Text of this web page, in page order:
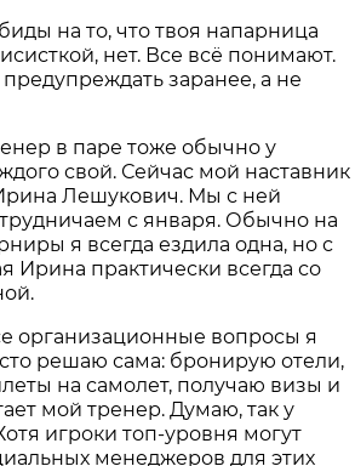
на то, что твоя напарница
нет. Все всё понимают.
заранее, а не
в паре тоже обычно у
свой. Сейчас мой наставник
Лешукович. Мы с ней
с января. Обычно на
я всегда ездила одна, но с
Ирина практически всегда со
организационные вопросы я
решаю сама: бронирую отели,
на самолет, получаю визы и
мой тренер. Думаю, так у
игроки топ-уровня могут
менеджеров для этих